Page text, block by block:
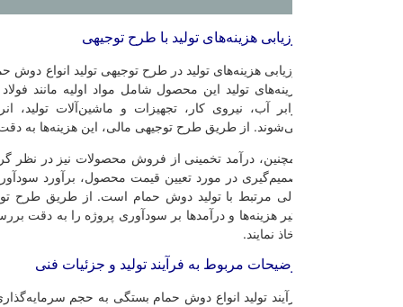
هزینه‌های تولید با طرح توجیهی
هزینه‌های تولید در طرح توجیهی تولید انواع دوش حمام از اهمیت
تولید این محصول شامل مواد اولیه مانند فولاد ضد زنگ، شیشه،
آب، نیروی کار، تجهیزات و ماشین‌آلات تولید، انرژی، هزینه‌های
از طریق طرح توجیهی مالی، این هزینه‌ها به دقت محاسبه و بررسی
درآمد تخمینی از فروش محصولات نیز در نظر گرفته می‌شود. این
در مورد تعیین قیمت محصول، برآورد سودآوری پروژه، و
مرتبط با تولید دوش حمام است. از طریق طرح توجیهی مالی،
هزینه‌ها و درآمدها بر سودآوری پروژه را به دقت بررسی کرده و
مربوط به فرآیند تولید و جزئیات فنی
تولید انواع دوش حمام بستگی به حجم سرمایه‌گذاری و اندازه کارخانه